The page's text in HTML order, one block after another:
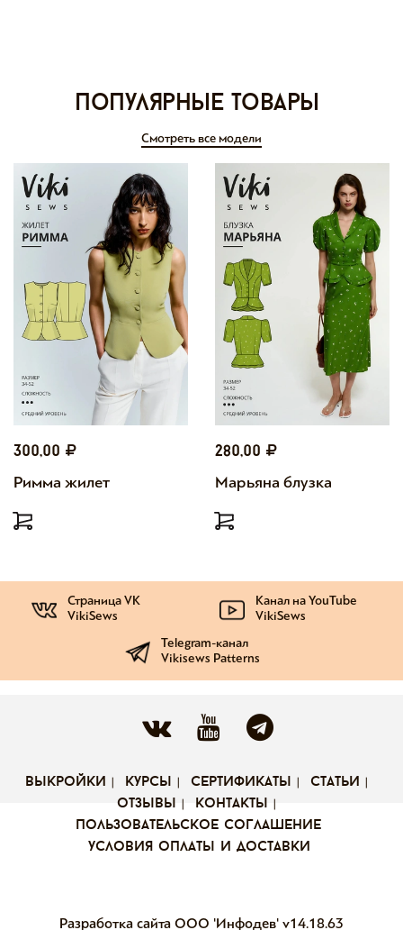
Популярные товары
Смотреть все модели
300,00
Римма жилет
280,00
Марьяна блузка
Страница VK
VikiSews
Канал на YouTube
VikiSews
Telegram-канал
Vikisews Patterns
выкройки курсы сертификаты
статьи
отзывы
контакты
пользовательское соглашение
условия оплаты и доставки
Разработка сайта ООО 'Инфодев' v14.18.63